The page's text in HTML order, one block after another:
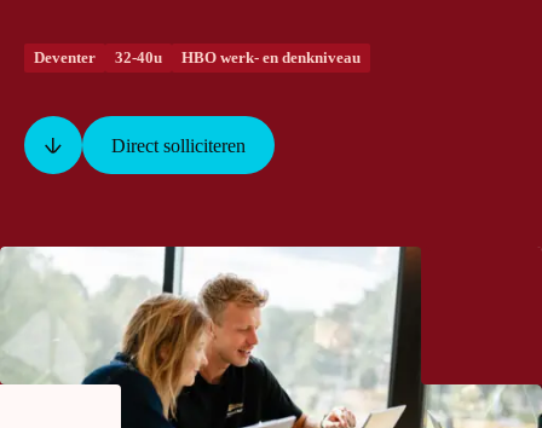
Deventer 32-40u HBO werk- en denkniveau
Direct solliciteren